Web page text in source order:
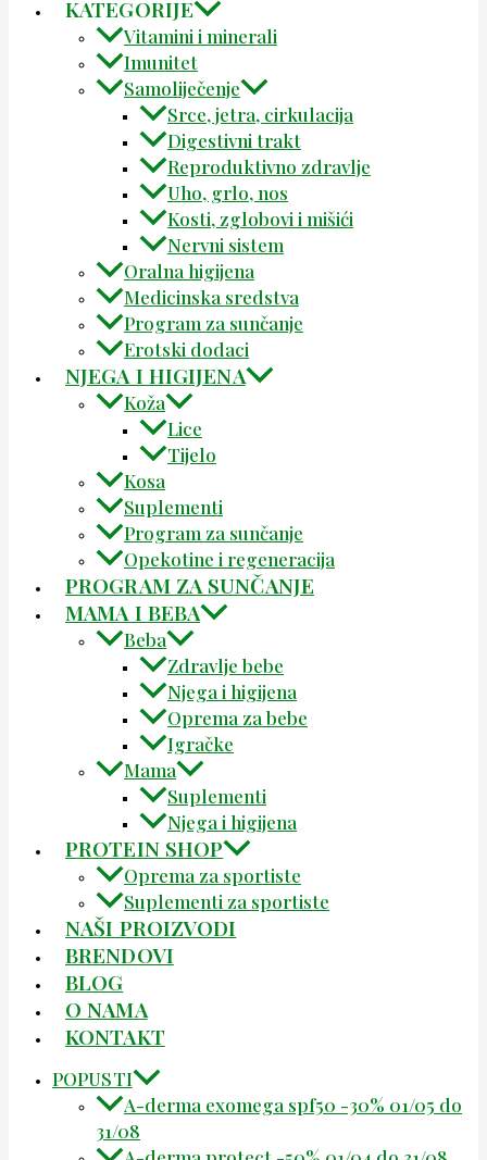
KATEGORIJE
Vitamini i minerali
Imunitet
Samoliječenje
Srce, jetra, cirkulacija
Digestivni trakt
Reproduktivno zdravlje
Uho, grlo, nos
Kosti, zglobovi i mišići
Nervni sistem
Oralna higijena
Medicinska sredstva
Program za sunčanje
Erotski dodaci
NJEGA I HIGIJENA
Koža
Lice
Tijelo
Kosa
Suplementi
Program za sunčanje
Opekotine i regeneracija
PROGRAM ZA SUNČANJE
MAMA I BEBA
Beba
Zdravlje bebe
Njega i higijena
Oprema za bebe
Igračke
Mama
Suplementi
Njega i higijena
PROTEIN SHOP
Oprema za sportiste
Suplementi za sportiste
NAŠI PROIZVODI
BRENDOVI
BLOG
O NAMA
KONTAKT
POPUSTI
A-derma exomega spf50 -30% 01/05 do
31/08